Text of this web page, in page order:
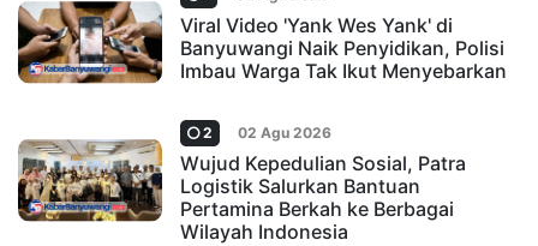
Viral Video 'Yank Wes Yank' di
Banyuwangi Naik Penyidikan, Polisi
Imbau Warga Tak Ikut Menyebarkan
2 02 Agu 2026
Wujud Kepedulian Sosial, Patra
Logistik Salurkan Bantuan
Pertamina Berkah ke Berbagai
Wilayah Indonesia